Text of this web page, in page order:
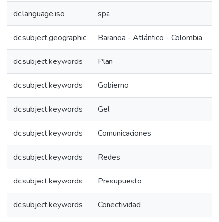
dc.language.iso spa
dc.subject.geographic Baranoa - Atlántico - Colombia
dc.subject.keywords Plan
dc.subject.keywords Gobierno
dc.subject.keywords Gel
dc.subject.keywords Comunicaciones
dc.subject.keywords Redes
dc.subject.keywords Presupuesto
dc.subject.keywords Conectividad